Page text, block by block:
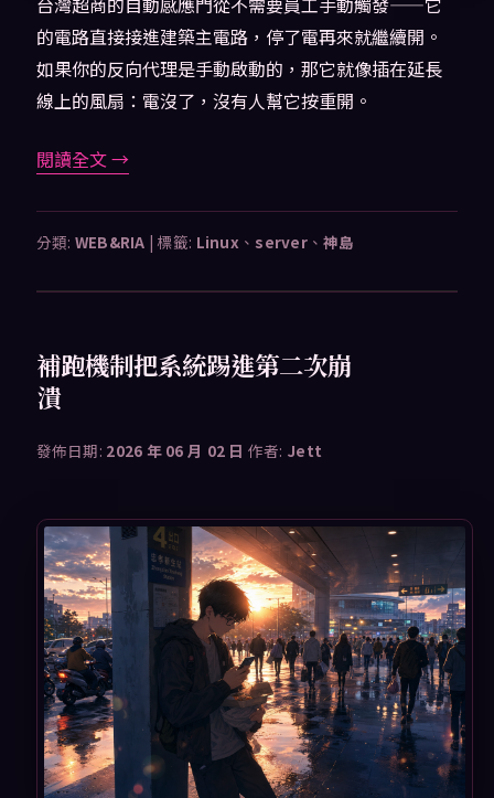
的電路直接接進建築主電路，停了電再來就繼續開。
如果你的反向代理是手動啟動的，那它就像插在延長
線上的風扇：電沒了，沒有人幫它按重開。
閱讀全文→
分類: WEB&RIA | 標籤: Linux 、server、神島
補跑機制把系統踢進第二次崩
潰
發佈日期: 2026 年 06 月 02 日 作者: Jett